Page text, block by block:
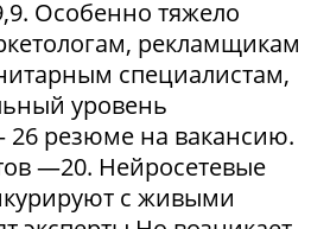
Особенно тяжело
рекламщикам
специалистам,
уровень
резюме на вакансию.
—20. Нейросетевые
с живыми